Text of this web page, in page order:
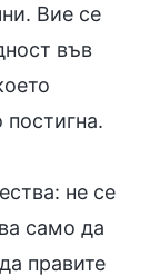
Вие се
във
не се
само да
правите